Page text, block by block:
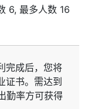
6, 最多人数 16
完成后，您将
证书。需达到
勤率方可获得